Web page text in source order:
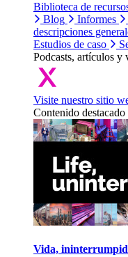
Biblioteca de
Blog
Informes
descripciones
Estudios de caso
Podcasts, artículos y
Visite nuestro sitio
Contenido destacado
Vida,